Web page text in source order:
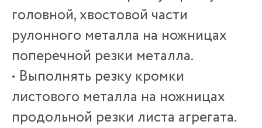
головной, хвостовой части
рулонного металла на ножницах
поперечной резки металла.
• Выполнять резку кромки
листового металла на ножницах
продольной резки листа агрегата.